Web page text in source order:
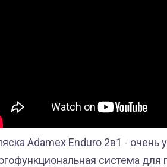
Adamex Enduro 2в1 - очень
система для